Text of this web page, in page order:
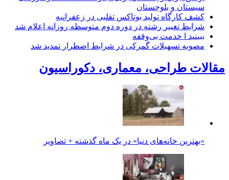
سیستان و بلوچستان
کشف کارگاه تولید بوتاکس تقلبی در زعفرانیه
شرایط تغییر رشته در دوره دوم متوسطه روزانه اعلام شد
ببینید ا خدمت بی‌وقفه
مصوبه تسهیلات گمرکی در شرایط اضطرار تمدید شد
مقالات طراحی، معماری، دکوراسیون
«بهترین خانه‌های دنیا» در یک ماه گذشته + تصاویر